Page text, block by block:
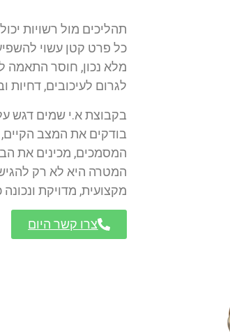
תהליכים מול רשויות
כל פרט קטן עשוי
מלא נכון, חוסר התאמה
לגרום לעיכובים,
בקבוצת א.י שמים דגש
בודקים את המצב
המסמכים, מכינים את
המטרה היא לא רק
מקצועית, מדויקת
צרו קשר היום